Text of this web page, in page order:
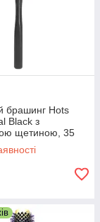
брашинг Hots
Black з
щетиною, 35
BK)